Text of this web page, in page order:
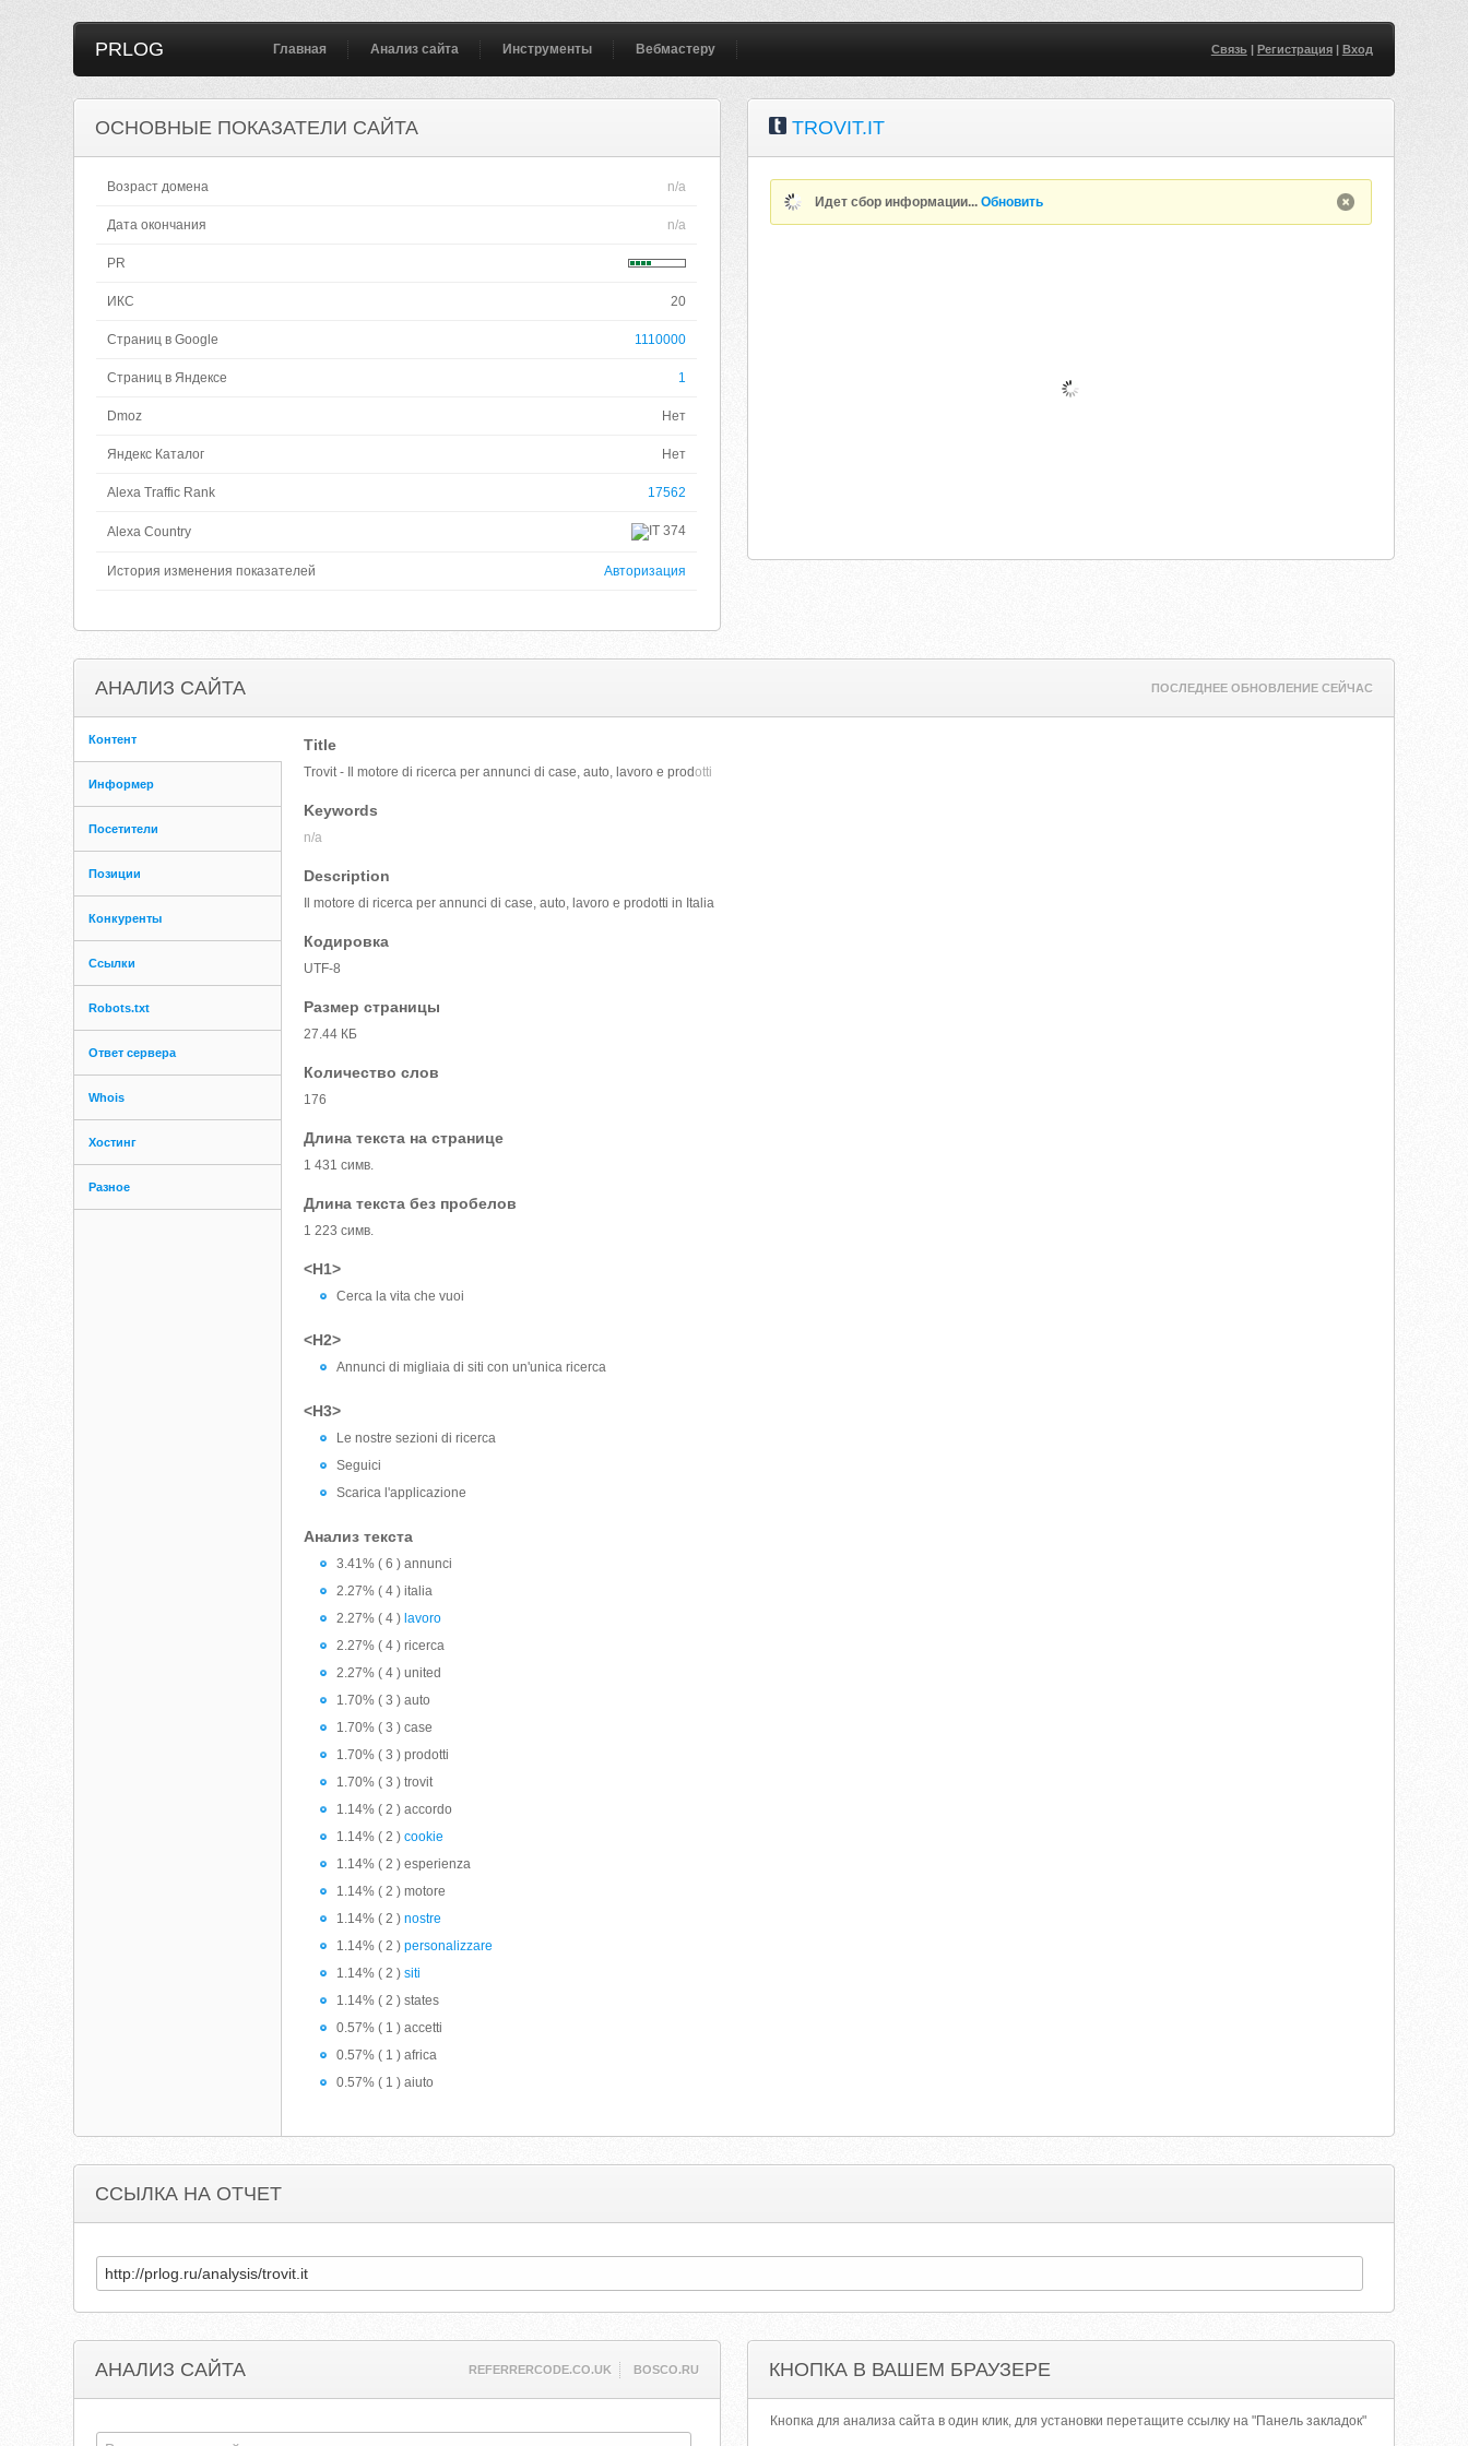
PRLOG Главная Анализ сайта Инструменты Вебмастеру Связь| Регистрация| Вход
ОСНОВНЫЕ ПОКАЗАТЕЛИ САЙТА
Возраст домена n/a
Дата окончания n/a
PR
ИКС 20
Страниц в Google 1110000
Страниц в Яндексе 1
Dmoz Нет
Яндекс Каталог Нет
Alexa Traffic Rank 17562
Alexa Country 374
История изменения показателей Авторизация
TROVIT.IT
Идет сбор информации...Обновить
АНАЛИЗ САЙТА ПОСЛЕДНЕЕ ОБНОВЛЕНИЕ СЕЙЧАС
Контент
Информер
Посетители
Позиции
Конкуренты
Ссылки
Robots.txt
Ответ сервера
Whois
Хостинг
Разное
Title
Trovit - Il motore di ricerca per annunci di case, auto, lavoro e prodotti
Keywords
n/a
Description
Il motore di ricerca per annunci di case, auto, lavoro e prodotti in Italia
Кодировка
UTF-8
Размер страницы
27.44 КБ
Количество слов
176
Длина текста на странице
1 431 симв.
Длина текста без пробелов
1 223 симв.
<H1>
Cerca la vita che vuoi
<H2>
Annunci di migliaia di siti con un'unica ricerca
<H3>
Le nostre sezioni di ricerca
Seguici
Scarica l'applicazione
Анализ текста
3.41% ( 6 ) annunci
2.27% ( 4 ) italia
2.27% ( 4 ) lavoro
2.27% ( 4 ) ricerca
2.27% ( 4 ) united
1.70% ( 3 ) auto
1.70% ( 3 ) case
1.70% ( 3 ) prodotti
1.70% ( 3 ) trovit
1.14% ( 2 ) accordo
1.14% ( 2 )cookie
1.14% ( 2 ) esperienza
1.14% ( 2 ) motore
1.14% ( 2 )nostre
1.14% ( 2 )personalizzare
1.14% ( 2 )siti
1.14% ( 2 ) states
0.57% ( 1 ) accetti
0.57% ( 1 ) africa
0.57% ( 1 ) aiuto
ССЫЛКА НА ОТЧЕТ
АНАЛИЗ САЙТА REFERRERCODE.CO.UK BOSCO.RU КНОПКА В ВАШЕМ БРАУЗЕРЕ
Кнопка для анализа сайта в один клик, для установки перетащите ссылку на "Панель закладок"